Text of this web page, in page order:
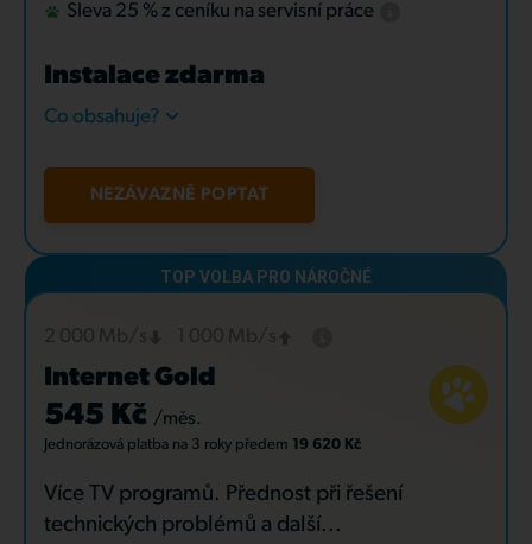
Sleva 25 % z ceníku na servisní práce
Instalace zdarma
Co obsahuje?
NEZÁVAZNĚ POPTAT
Internet Gold
545 Kč /měs.
Jednorázová platba na 3 roky předem 19 620 Kč
Více TV programů. Přednost při řešení
technických problémů a další...